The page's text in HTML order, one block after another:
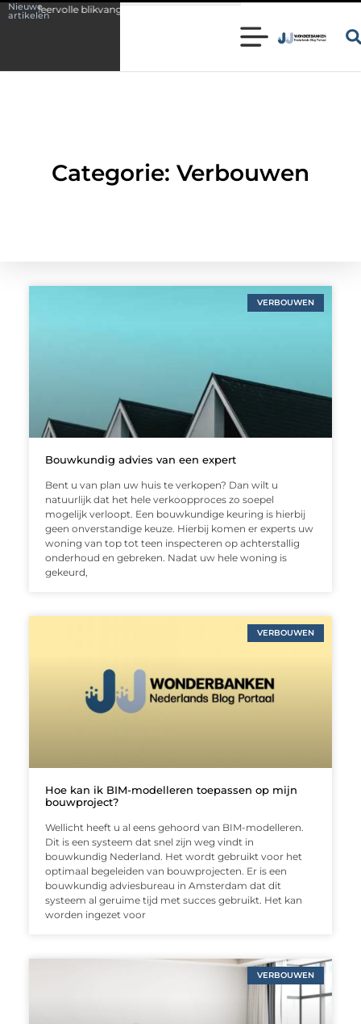
Nieuwe
artikelenblikvanger in huis
Categorie: Verbouwen
VERBOUWEN
Bouwkundig advies van een expert
Bent u van plan uw huis te verkopen? Dan wilt u
natuurlijk dat het hele verkoopproces zo soepel
mogelijk verloopt. Een bouwkundige keuring is hierbij
geen onverstandige keuze. Hierbij komen er experts uw
woning van top tot teen inspecteren op achterstallig
onderhoud en gebreken. Nadat uw hele woning is
gekeurd,
VERBOUWEN
Hoe kan ik BIM-modelleren toepassen op mijn
bouwproject?
Wellicht heeft u al eens gehoord van BIM-modelleren.
Dit is een systeem dat snel zijn weg vindt in
bouwkundig Nederland. Het wordt gebruikt voor het
optimaal begeleiden van bouwprojecten. Er is een
bouwkundig adviesbureau in Amsterdam dat dit
systeem al geruime tijd met succes gebruikt. Het kan
worden ingezet voor
VERBOUWEN